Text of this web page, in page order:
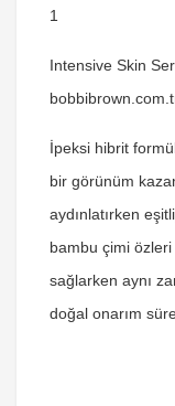
1
Intensive Skin
İpeksi hibrit
bir görünüm
aydınlatırken
bambu çimi özleri
sağlarken aynı
doğal onarım